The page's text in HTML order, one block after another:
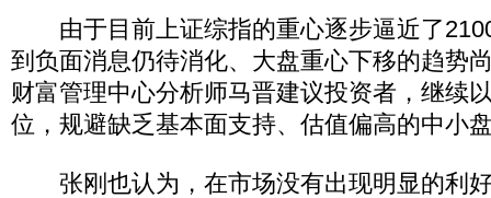
由于目前上证综指的重心逐步逼近了
到负面消息仍待消化、大盘重心下移的趋势
财富管理中心分析师马晋建议投资者，继续
位，规避缺乏基本面支持、估值偏高的中小
张刚也认为，在市场没有出现明显的利